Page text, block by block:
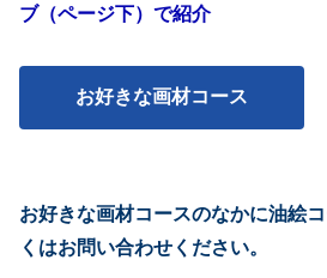
ブ（ページ下）で紹介
お好きな画材コース
お好きな画材コースのなかに油絵
くはお問い合わせください。